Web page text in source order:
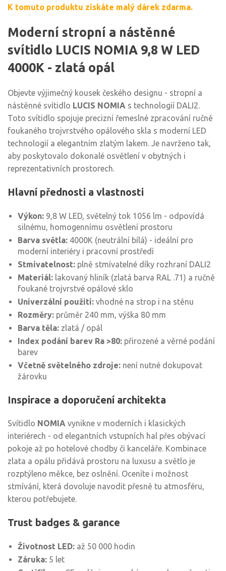
K tomuto produktu získáte malý dárek zdarma.
Moderní stropní a nástěnné
svítidlo LUCIS NOMIA 9,8 W LED
4000K - zlatá opál
Objevte výjimečný kousek českého designu - stropní a
nástěnné svítidlo LUCIS NOMIA s technologií DALI2.
Toto svítidlo spojuje precizní řemeslné zpracování ručně
foukaného trojvrstvého opálového skla s moderní LED
technologií a elegantním zlatým lakem. Je navrženo tak,
aby poskytovalo dokonalé osvětlení v obytných i
reprezentativních prostorech.
Hlavní přednosti a vlastnosti
Výkon: 9,8 W LED, světelný tok 1056 lm - odpovídá
silnému, homogennímu osvětlení prostoru
Barva světla: 4000K (neutrální bílá) - ideální pro
moderní interiéry i pracovní prostředí
Stmívatelnost: plně stmívatelné díky rozhraní DALI2
Materiál: lakovaný hliník (zlatá barva RAL .71) a ručně
foukané trojvrstvé opálové sklo
Univerzální použití: vhodné na strop i na stěnu
Rozměry: průměr 240 mm, výška 80 mm
Barva těla: zlatá / opál
Index podání barev Ra >80: přirozené a věrné podání
barev
Včetně světelného zdroje: není nutné dokupovat
žárovku
Inspirace a doporučení architekta
Svítidlo NOMIA vynikne v moderních i klasických
interiérech - od elegantních vstupních hal přes obývací
pokoje až po hotelové chodby či kanceláře. Kombinace
zlata a opálu přidává prostoru na luxusu a světlo je
rozptýleno měkce, bez oslnění. Oceníte i možnost
stmívání, která dovoluje navodit přesně tu atmosféru,
kterou potřebujete.
Trust badges & garance
Životnost LED: až 50 000 hodin
Záruka: 5 let